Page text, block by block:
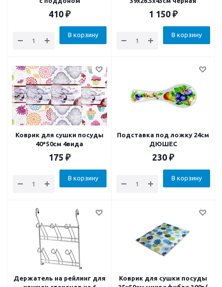
410 ₽
В корзину
1 150 ₽
В корзину
Коврик для сушки посуды
40*50см 4вида
175 ₽
В корзину
Подставка под ложку 24см
ДЮШЕС
230 ₽
В корзину
Держатель на рейлинг для
Коврик для сушки посуды